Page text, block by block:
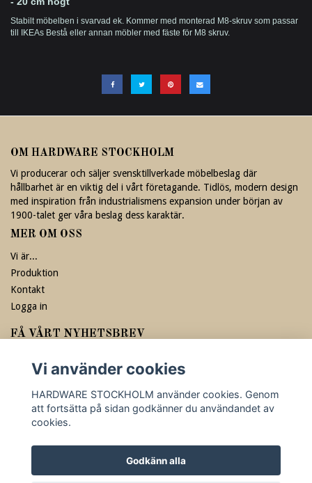
Stabilt möbelben i svarvad ek. Kommer med monterad M8-skruv som passar
till IKEAs Bestå eller annan möbler med fäste för M8 skruv.
OM HARDWARE STOCKHOLM
Vi producerar och säljer svensktillverkade möbelbeslag där
hållbarhet är en viktig del i vårt företagande. Tidlös, modern design
med inspiration från industrialismens expansion under början av
1900-talet ger våra beslag dess karaktär.
MER OM OSS
Vi är...
Produktion
Kontakt
Logga in
FÅ VÅRT NYHETSBREV
Vi använder cookies
HARDWARE STOCKHOLM använder cookies. Genom
att fortsätta på sidan godkänner du användandet av
cookies.
Godkänn alla